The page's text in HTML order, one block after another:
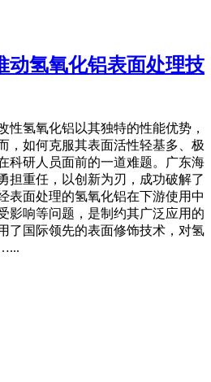
动氢氧化铝表面处理技
性氢氧化铝以其独特的性能优势，
，如何克服其表面活性轻基多、极
科研人员面前的一道难题。广东海
担重任，以创新为刃，成功破解了
表面处理的氢氧化铝在下游使用中
影响等问题，是制约其广泛应用的
了国际领先的表面修饰技术，对氢